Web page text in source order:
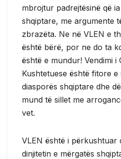
mbrojtur padrejtësinë që
shqiptare, me argumente
zbrazëta. Ne në VLEN e
është bërë, por ne do ta
është e mundur! Vendimi i
Kushtetuese është fitore
diasporës shqiptare dhe
mund të sillet me
vet.
VLEN është i përkushtuar
dinjitetin e mërgatës